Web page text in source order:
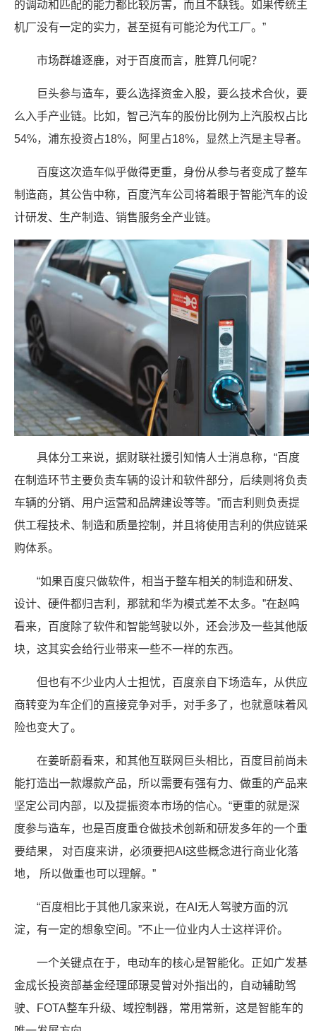
的调动和匹配的能力都比较厉害，而且不缺钱。如果传统主
机厂没有一定的实力，甚至挺有可能沦为代工厂。”
市场群雄逐鹿，对于百度而言，胜算几何呢？
巨头参与造车，要么选择资金入股，要么技术合伙，要
么入手产业链。比如，智己汽车的股份比例为上汽股权占比
54%，浦东投资占18%，阿里占18%，显然上汽是主导者。
百度这次造车似乎做得更重，身份从参与者变成了整车
制造商，其公告中称，百度汽车公司将着眼于智能汽车的设
计研发、生产制造、销售服务全产业链。
具体分工来说，据财联社援引知情人士消息称，“百度
在制造环节主要负责车辆的设计和软件部分，后续则将负责
车辆的分销、用户运营和品牌建设等等。”而吉利则负责提
供工程技术、制造和质量控制，并且将使用吉利的供应链采
购体系。
“如果百度只做软件，相当于整车相关的制造和研发、
设计、硬件都归吉利，那就和华为模式差不太多。”在赵鸣
看来，百度除了软件和智能驾驶以外，还会涉及一些其他版
块，这其实会给行业带来一些不一样的东西。
但也有不少业内人士担忧，百度亲自下场造车，从供应
商转变为车企们的直接竞争对手，对手多了，也就意味着风
险也变大了。
在姜昕蔚看来，和其他互联网巨头相比，百度目前尚未
能打造出一款爆款产品，所以需要有强有力、做重的产品来
坚定公司内部，以及提振资本市场的信心。“更重的就是深
度参与造车，也是百度重仓做技术创新和研发多年的一个重
要结果， 对百度来讲，必须要把AI这些概念进行商业化落
地， 所以做重也可以理解。”
“百度相比于其他几家来说，在AI无人驾驶方面的沉
淀，有一定的想象空间。”不止一位业内人士这样评价。
一个关键点在于，电动车的核心是智能化。正如广发基
金成长投资部基金经理邱璟旻曾对外指出的，自动辅助驾
驶、FOTA整车升级、域控制器，常用常新，这是智能车的